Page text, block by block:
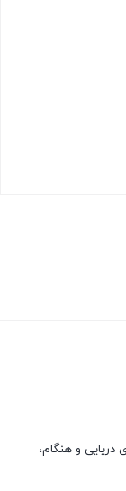
نیروی دریایی و هنگام،